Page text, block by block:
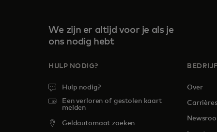
We zijn er altijd voor je als je
ons nodig hebt
HULP NODIG?
Hulp nodig?
Een verloren of gestolen kaart
melden
Geldautomaat zoeken
Over